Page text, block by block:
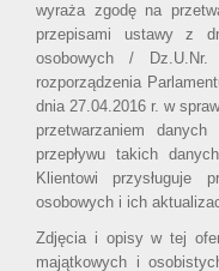
wyraża zgodę na
przepisami ustawy z
osobowych /
rozporządzenia
dnia 27.04.2016 r. w
przetwarzaniem
przepływu takich
Klientowi przysługuje
osobowych i ich
Zdjęcia i opisy w tej
majątkowych i